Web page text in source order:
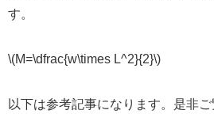
す。
\(M=\dfrac{w\times L^2}{2}\)
以下は参考記事になります。是非ご